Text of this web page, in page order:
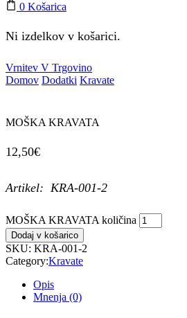
0 Košarica
Ni izdelkov v košarici.
Vrnitev V Trgovino
Domov Dodatki Kravate
MOŠKA KRAVATA
12,50€
Artikel: KRA-001-2
MOŠKA KRAVATA količina
Dodaj v košarico
SKU: KRA-001-2
Category:Kravate
Opis
Mnenja (0)